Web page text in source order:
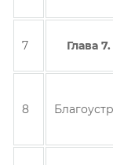
7 Глава 7.
8